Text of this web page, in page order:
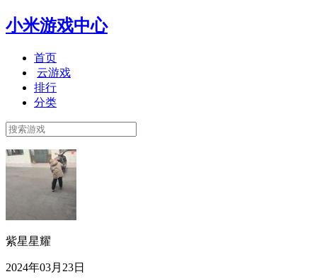
小米游戏中心
首页
云游戏
排行
分类
紫星星耀
2024年03月23日